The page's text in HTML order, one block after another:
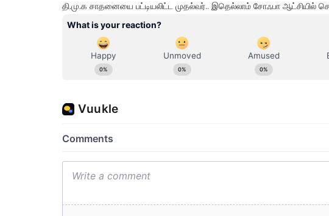
தி.மு.க சாதனையை பட்டியலிட்ட முதல்வர்.. இதெல்லாம் சோஃபா ஆட்சியில்